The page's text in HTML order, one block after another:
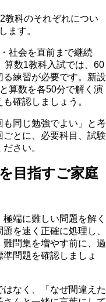
教科のそれぞれについ
ます。
社会を直前まで継続
算数1教科入試では、60
練習が必要です。新設
算数を各50分で解く演
確認しましょう。
同じ勉強でよい」と考
ごとに、必要科目、試験
さい。
目指すご家庭
端に難しい問題を解く
を速く正確に処理し、
難問集を増やす前に、過
問題を確認しましょ
なく、「なぜ間違えた